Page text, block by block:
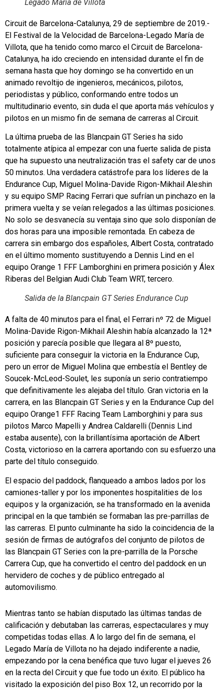
Legado María de Villota
Circuit de Barcelona-Catalunya, 29 de septiembre de 2019.-
El Festival de la Velocidad de Barcelona-Legado María de
Villota, que ha tenido como marco el Circuit de Barcelona-
Catalunya, ha ido creciendo en intensidad durante el fin de
semana hasta que hoy domingo se ha convertido en un
animado revoltijo de ingenieros, mecánicos, pilotos,
periodistas y público, conformando entre todos un
multitudinario evento, sin duda el que aporta más vehículos y
pilotos en un mismo fin de semana de carreras al Circuit.
La última prueba de las Blancpain GT Series ha sido
totalmente atípica al empezar con una fuerte salida de pista
que ha supuesto una neutralización tras el safety car de unos
50 minutos. Una verdadera catástrofe para los líderes de la
Endurance Cup, Miguel Molina-Davide Rigon-Mikhail Aleshin
y su equipo SMP Racing Ferrari que sufrían un pinchazo en la
primera vuelta y se veían relegados a las últimas posiciones.
No solo se desvanecía su ventaja sino que solo disponían de
dos horas para una imposible remontada. En cabeza de
carrera sin embargo dos españoles, Albert Costa, contratado
en el último momento sustituyendo a Dennis Lind en el
equipo Orange 1 FFF Lamborghini en primera posición y Álex
Riberas del Belgian Audi Club Team WRT, tercero.
Salida de la Blancpain GT Series Endurance Cup
A falta de 40 minutos para el final, el Ferrari nº 72 de Miguel
Molina-Davide Rigon-Mikhail Aleshin había alcanzado la 12ª
posición y parecía posible que llegara al 8º puesto,
suficiente para conseguir la victoria en la Endurance Cup,
pero un error de Miguel Molina que embestía el Bentley de
Soucek-McLeod-Soulet, les suponía un serio contratiempo
que definitivamente les alejaba del título. Gran victoria en la
carrera, en las Blancpain GT Series y en la Endurance Cup del
equipo Orange1 FFF Racing Team Lamborghini y para sus
pilotos Marco Mapelli y Andrea Caldarelli (Dennis Lind
estaba ausente), con la brillantísima aportación de Albert
Costa, victorioso en la carrera aportando con su esfuerzo una
parte del título conseguido.
El espacio del paddock, flanqueado a ambos lados por los
camiones-taller y por los imponentes hospitalities de los
equipos y la organización, se ha transformado en la avenida
principal en la que también se formaban las pre-parrillas de
las carreras. El punto culminante ha sido la coincidencia de la
sesión de firmas de autógrafos del conjunto de pilotos de
las Blancpain GT Series con la pre-parrilla de la Porsche
Carrera Cup, que ha convertido el centro del paddock en un
hervidero de coches y de público entregado al
automovilismo.
Mientras tanto se habían disputado las últimas tandas de
calificación y debutaban las carreras, espectaculares y muy
competidas todas ellas. A lo largo del fin de semana, el
Legado María de Villota no ha dejado indiferente a nadie,
empezando por la cena benéfica que tuvo lugar el jueves 26
en la recta del Circuit y que fue todo un éxito. El público ha
visitado la exposición del piso Box 12, un recorrido por la